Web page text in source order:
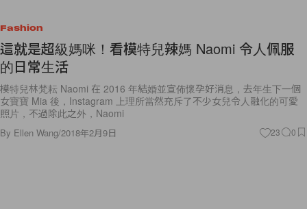
Fashion
這就是超級媽咪！看模特兒辣媽 Naomi 令人佩服
的日常生活
模特兒林梵耘 Naomi 在 2016 年結婚並宣佈懷孕好消息，去年生下一個
女寶寶 Mia 後，Instagram 上理所當然充斥了不少女兒令人融化的可愛
照片，不過除此之外，Naomi
By Ellen Wang/2018年2月9日 23 0